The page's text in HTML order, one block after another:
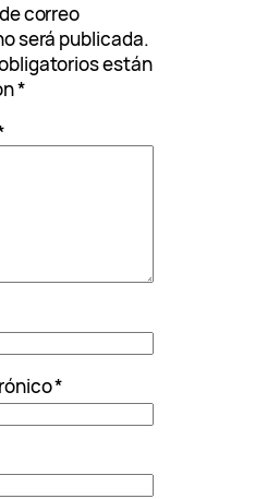
correo
será publicada.
están
*
*